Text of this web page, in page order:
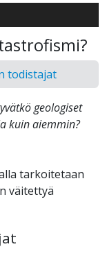
todistajat
geologiset
kuin aiemmin?
tarkoitetaan
väitettyä